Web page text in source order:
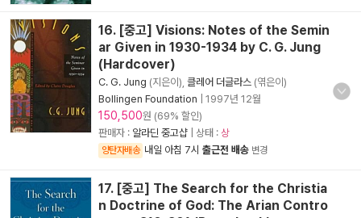
16. [중고] Visions: Notes of the Semin
ar Given in 1930-1934 by C. G. Jung
(Hardcover)
C. G. Jung (지은이), 클레어 더글라스 (엮은이)
Bollingen Foundation
1997년 12월
150,500원 (69% 할인)
판매자 : 알라딘 중고샵 | 상태 : 상
양탄자배송 내일 아침 7시 출근전 배송 변경
17. [중고] The Search for the Christia
n Doctrine of God: The Arian Contro